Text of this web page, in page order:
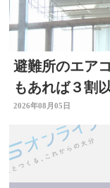
避難所のエア
もあれば３割
を調査
2026年08月05日